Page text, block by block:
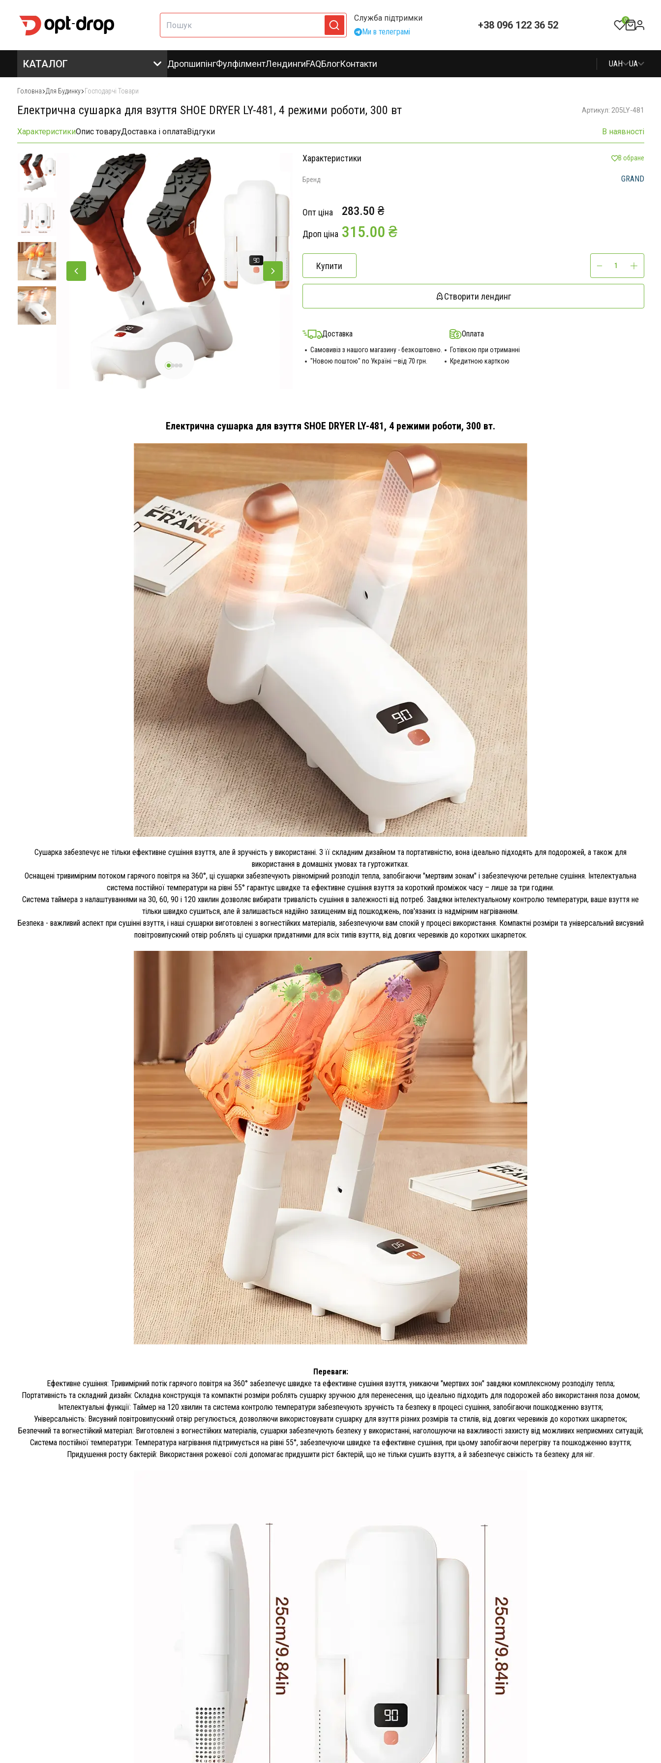
Служба підтримки
Ми в телеграмі
+38 096 122 36 52 0
КАТАЛОГ ДропшипінгФулфілментЛендингиFAQБлогКонтакти UAH UA
Головна Для Будинку Господарчі Товари
Електрична сушарка для взуття SHOE DRYER LY-481, 4 режими роботи, 300 вт Артикул: 205LY-481
ХарактеристикиОпис товаруДоставка і оплатаВідгуки В наявності
Характеристики В обране
Бренд GRAND
Опт ціна 283.50 ₴
Дроп ціна 315.00 ₴
Купити
Створити лендинг
Доставка
Самовивіз з нашого магазину - безкоштовно.
"Новою поштою" по Україні —від 70 грн.
Оплата
Готівкою при отриманні
Кредитною карткою
Електрична сушарка для взуття SHOE DRYER LY-481, 4 режими роботи, 300 вт.
Сушарка забезпечує не тільки ефективне сушіння взуття, але й зручність у використанні. З її складним дизайном та портативністю, вона ідеально підходять для подорожей, а також для
використання в домашніх умовах та гуртожитках.
Оснащені тривимірним потоком гарячого повітря на 360°, ці сушарки забезпечують рівномірний розподіл тепла, запобігаючи "мертвим зонам" і забезпечуючи ретельне сушіння. Інтелектуальна
система постійної температури на рівні 55° гарантує швидке та ефективне сушіння взуття за короткий проміжок часу – лише за три години.
Система таймера з налаштуваннями на 30, 60, 90 і 120 хвилин дозволяє вибирати тривалість сушіння в залежності від потреб. Завдяки інтелектуальному контролю температури, ваше взуття не
тільки швидко сушиться, але й залишається надійно захищеним від пошкоджень, пов'язаних із надмірним нагріванням.
Безпека - важливий аспект при сушінні взуття, і наші сушарки виготовлені з вогнестійких матеріалів, забезпечуючи вам спокій у процесі використання. Компактні розміри та універсальний висувний
повітровипускний отвір роблять ці сушарки придатними для всіх типів взуття, від довгих черевиків до коротких шкарпеток.
Переваги:
Ефективне сушіння: Тривимірний потік гарячого повітря на 360° забезпечує швидке та ефективне сушіння взуття, уникаючи "мертвих зон" завдяки комплексному розподілу тепла;
Портативність та складний дизайн: Складна конструкція та компактні розміри роблять сушарку зручною для перенесення, що ідеально підходить для подорожей або використання поза домом;
Інтелектуальні функції: Таймер на 120 хвилин та система контролю температури забезпечують зручність та безпеку в процесі сушіння, запобігаючи пошкодженню взуття;
Універсальність: Висувний повітровипускний отвір регулюється, дозволяючи використовувати сушарку для взуття різних розмірів та стилів, від довгих черевиків до коротких шкарпеток;
Безпечний та вогнестійкий матеріал: Виготовлені з вогнестійких матеріалів, сушарки забезпечують безпеку у використанні, наголошуючи на важливості захисту від можливих неприємних ситуацій;
Система постійної температури: Температура нагрівання підтримується на рівні 55°, забезпечуючи швидке та ефективне сушіння, при цьому запобігаючи перегріву та пошкодженню взуття;
Придушення росту бактерій: Використання рожевої солі допомагає придушити ріст бактерій, що не тільки сушить взуття, а й забезпечує свіжість та безпеку для ніг.